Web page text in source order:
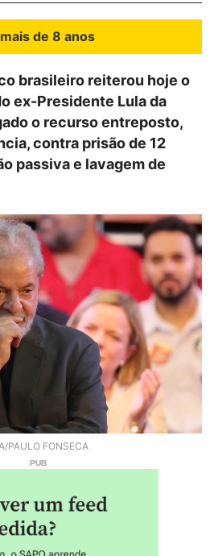
mais de 8 anos
brasileiro reiterou hoje o
ex-Presidente Lula da
o recurso entreposto,
contra prisão de 12
passiva e lavagem de
PAULO FONSECA